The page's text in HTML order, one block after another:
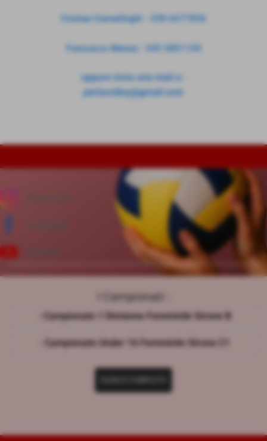
Cristian Camarlinghi - 338 6677836
Francesco Maraia - 345 5801100
oppure invia una mail a :
perlavolley@gmail.com
I Campionati :
- Campionato 1 Divisione Femminile Girone B
- Campionato Under 16 Femminile Girone C1